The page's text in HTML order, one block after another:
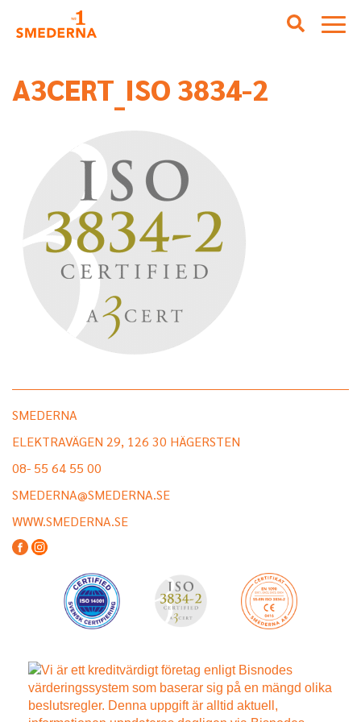
A3CERT_ISO 3834-2
SMEDERNA
ELEKTRAVÄGEN 29, 126 30 HÄGERSTEN
08- 55 64 55 00
SMEDERNA@SMEDERNA.SE
WWW.SMEDERNA.SE